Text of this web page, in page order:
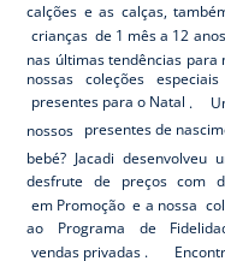
calções e as calças,
crianças de 1 mês a 12
nas últimas tendências
nossas coleções
presentes para o Natal .
nossos presentes de
bebé? Jacadi desenvolveu
desfrute de preços com
em Promoção e a nossa
ao Programa de
vendas privadas .